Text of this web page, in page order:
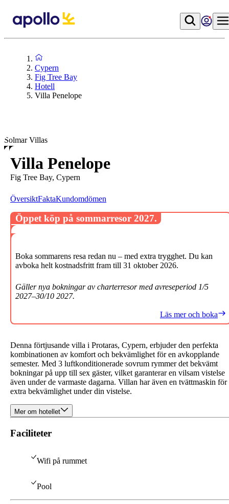
Cypern
Fig Tree Bay
Hotell
Villa Penelope
Solmar Villas
Villa Penelope
Fig Tree Bay, Cypern
ÖversiktFaktaKundomdömen
Denna förtjusande villa i Protaras, Cypern, erbjuder den perfekta
kombinationen av komfort och bekvämlighet för en avkopplande
semester. Med 3 luftkonditionerade sovrum rymmer det bekvämt
bokningar på upp till sex gäster, vilket garanterar en vilsam vistelse
även under de varmaste dagarna. Villan har även en tvättmaskin för
extra bekvämlighet under din vistelse.
Mer om hotellet
Faciliteter
Wifi på rummet
Pool
Öppet köp på sommarresor 2027.
Boka sommarens resa redan nu – med extra trygghet. Du kan
avboka helt kostnadsfritt fram till 31 oktober 2026.
Gäller nya bokningar av charterresor med avreseperiod 1/5
2027–30/10 2027.
Läs mer och boka